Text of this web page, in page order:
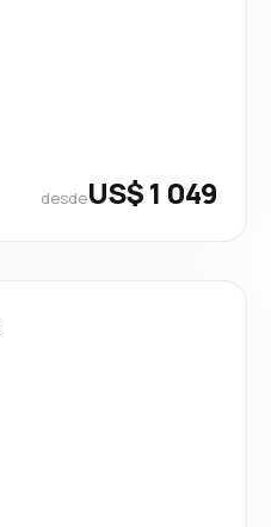
desdeUS$ 1 049